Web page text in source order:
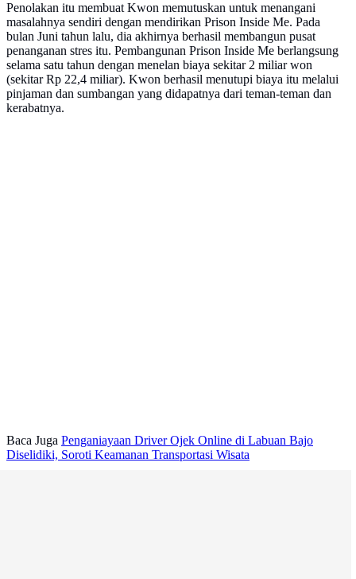
Penolakan itu membuat Kwon memutuskan untuk menangani
masalahnya sendiri dengan mendirikan Prison Inside Me. Pada
bulan Juni tahun lalu, dia akhirnya berhasil membangun pusat
penanganan stres itu. Pembangunan Prison Inside Me berlangsung
selama satu tahun dengan menelan biaya sekitar 2 miliar won
(sekitar Rp 22,4 miliar). Kwon berhasil menutupi biaya itu melalui
pinjaman dan sumbangan yang didapatnya dari teman-teman dan
kerabatnya.
Baca Juga Penganiayaan Driver Ojek Online di Labuan Bajo
Diselidiki, Soroti Keamanan Transportasi Wisata